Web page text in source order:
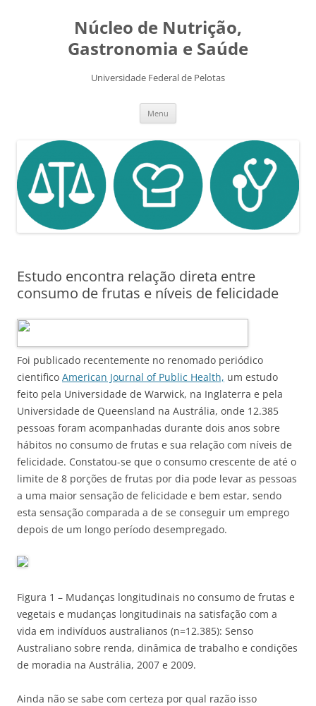
Núcleo de Nutrição,
Gastronomia e Saúde
Universidade Federal de Pelotas
Menu
Estudo encontra relação direta entre
consumo de frutas e níveis de felicidade
Foi publicado recentemente no renomado periódico
cientifico American Journal of Public Health, um estudo
feito pela Universidade de Warwick, na Inglaterra e pela
Universidade de Queensland na Austrália, onde 12.385
pessoas foram acompanhadas durante dois anos sobre
hábitos no consumo de frutas e sua relação com níveis de
felicidade. Constatou-se que o consumo crescente de até o
limite de 8 porções de frutas por dia pode levar as pessoas
a uma maior sensação de felicidade e bem estar, sendo
esta sensação comparada a de se conseguir um emprego
depois de um longo período desempregado.
Figura 1 – Mudanças longitudinais no consumo de frutas e
vegetais e mudanças longitudinais na satisfação com a
vida em indivíduos australianos (n=12.385): Senso
Australiano sobre renda, dinâmica de trabalho e condições
de moradia na Austrália, 2007 e 2009.
Ainda não se sabe com certeza por qual razão isso